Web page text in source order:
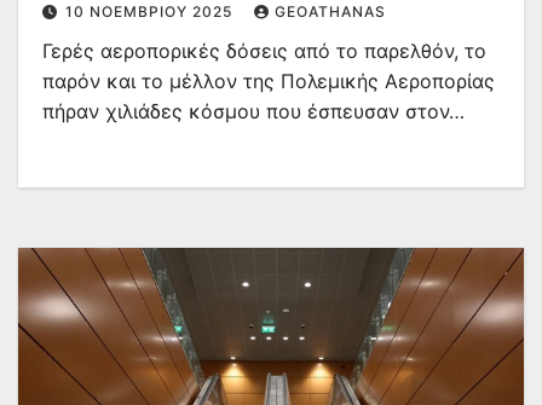
10 ΝΟΕΜΒΡΊΟΥ 2025 GEOATHANAS
Γερές αεροπορικές δόσεις από το παρελθόν, το
παρόν και το μέλλον της Πολεμικής Αεροπορίας
πήραν χιλιάδες κόσμου που έσπευσαν στον…